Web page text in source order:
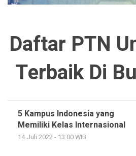
Daftar PTN
Terbaik Di
5 Kampus Indonesia yang
Memiliki Kelas Internasional
14 Juli 2022 - 13:00 WIB